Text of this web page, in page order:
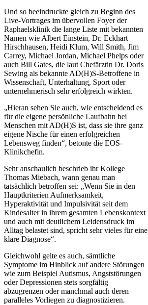
Und so beeindruckte gleich zu Beginn des
Live-Vortrages im übervollen Foyer der
Raphaelsklinik die lange Liste mit bekannten
Namen wie Albert Einstein, Dr. Eckhart
Hirschhausen, Heidi Klum, Will Smith, Jim
Carrey, Michael Jordan, Michael Phelps oder
auch Bill Gates, die laut Chefärztin Dr. Doris
Sewing als bekannte AD(H)S-Betroffene in
Wissenschaft, Unterhaltung, Sport oder
unternehmerisch sehr erfolgreich wirkten.
„Hieran sehen Sie auch, wie entscheidend es
für die eigene persönliche Laufbahn bei
Menschen mit AD(H)S ist, dass sie ihre ganz
eigene Nische für einen erfolgreichen
Lebensweg finden“, betonte die EOS-
Klinikchefin.
Sehr anschaulich beschrieb ihr Kollege
Thomas Miebach, wann genau man
tatsächlich betroffen sei: „Wenn Sie in den
Hauptkriterien Aufmerksamkeit,
Hyperaktivität und Impulsivität seit dem
Kindesalter in ihrem gesamten Lebenskontext
und auch mit deutlichem Leidensdruck im
Alltag belastet sind, spricht sehr vieles für eine
klare Diagnose“.
Gleichwohl gelte es auch, sämtliche
Symptome im Hinblick auf andere Störungen
wie zum Beispiel Autismus, Angststörungen
oder Depressionen stets sorgfältig
abzugrenzen oder manchmal auch deren
paralleles Vorliegen zu diagnostizieren.